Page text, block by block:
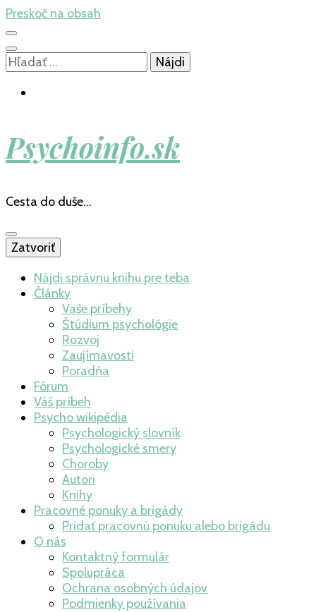
Preskoč na obsah
Hľadať:
Psychoinfo.sk
Cesta do duše…
Zatvoriť
Nájdi správnu knihu pre teba
Články
Vaše príbehy
Štúdium psychológie
Rozvoj
Zaujímavosti
Poradňa
Fórum
Váš príbeh
Psycho wikipédia
Psychologický slovník
Psychologické smery
Choroby
Autori
Knihy
Pracovné ponuky a brigády
Pridať pracovnú ponuku alebo brigádu
O nás
Kontaktný formulár
Spolupráca
Ochrana osobných údajov
Podmienky používania